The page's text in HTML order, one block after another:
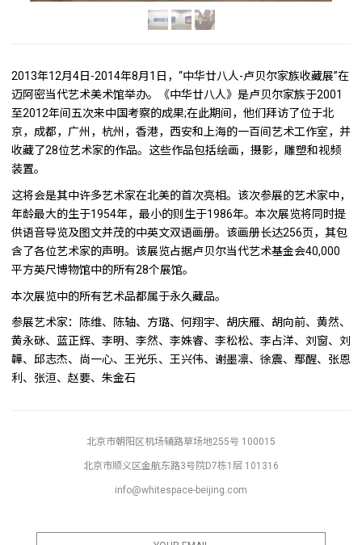
2013年12月4日-2014年8月1日，“中华廿八人-卢贝尔家族收藏展”在
迈阿密当代艺术美术馆举办。《中华廿八人》是卢贝尔家族于2001
至2012年间五次来中国考察的成果;在此期间，他们拜访了位于北
京，成都，广州，杭州，香港，西安和上海的一百间艺术工作室，并
收藏了28位艺术家的作品。这些作品包括绘画，摄影，雕塑和视频
装置。
这将会是其中许多艺术家在北美的首次亮相。该次参展的艺术家中，
年龄最大的生于1954年，最小的则生于1986年。本次展览将同时提
供语音导览及图文并茂的中英文双语画册。该画册长达256页，其包
含了各位艺术家的声明。该展览占据卢贝尔当代艺术基金会40,000
平方英尺博物馆中的所有28个展馆。
本次展览中的所有艺术品都属于永久藏品。
参展艺术家：陈维、陈轴、方璐、何翔宇、胡庆雁、胡向前、黄然、
黄永砯、蓝正辉、李明、李然、李姝睿、李松松、李占洋、刘窗、刘
韡、邱志杰、尚一心、王光乐、王兴伟、谢墨凛、徐震、鄢醒、张恩
利、张洹、赵要、朱金石
北京市朝阳区机场辅路草场地255号 100015
北京市顺义区金航东路3号院D7栋1层 101316
info@whitespace-beijing.com